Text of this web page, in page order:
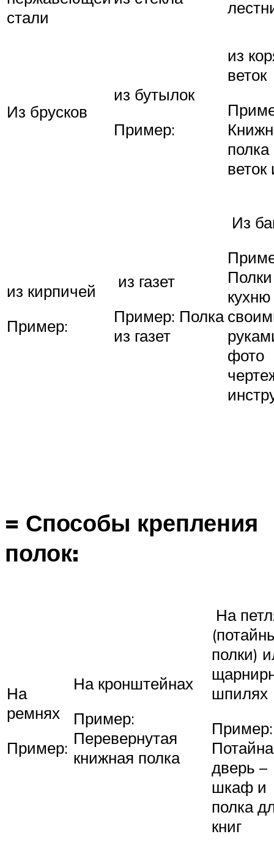
стали
Из брусков
из бутылок
Пример:
из
веток
полка
веток
из кирпичей
Пример:
из газет
Пример: Полка
из газет
Из
кухню
фото
= Способы крепления
полок:
На
ремнях
Пример:
На кронштейнах
Пример:
Перевернутая
книжная полка
На
полки)
шпилях
Пример:
дверь –
шкаф и
полка
книг